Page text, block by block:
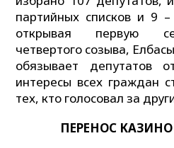
партийных списков и 9
открывая первую
четвертого созыва,
обязывает депутатов
интересы всех граждан
тех, кто голосовал за
ПЕРЕНОС КАЗИНО